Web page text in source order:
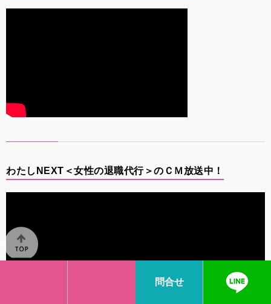
わたしNEXT＜女性の退職代行＞のＣＭ放送中！
問合せ